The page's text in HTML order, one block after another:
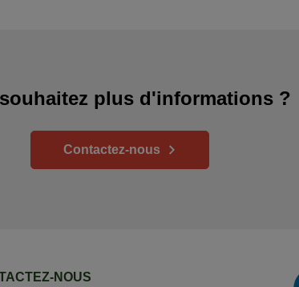
plus d'informations ?
Contactez-nous
NOUS